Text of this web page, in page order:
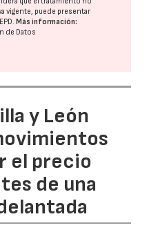
vigente, puede presentar
.Más información:
de Datos
y León
el precio
de una